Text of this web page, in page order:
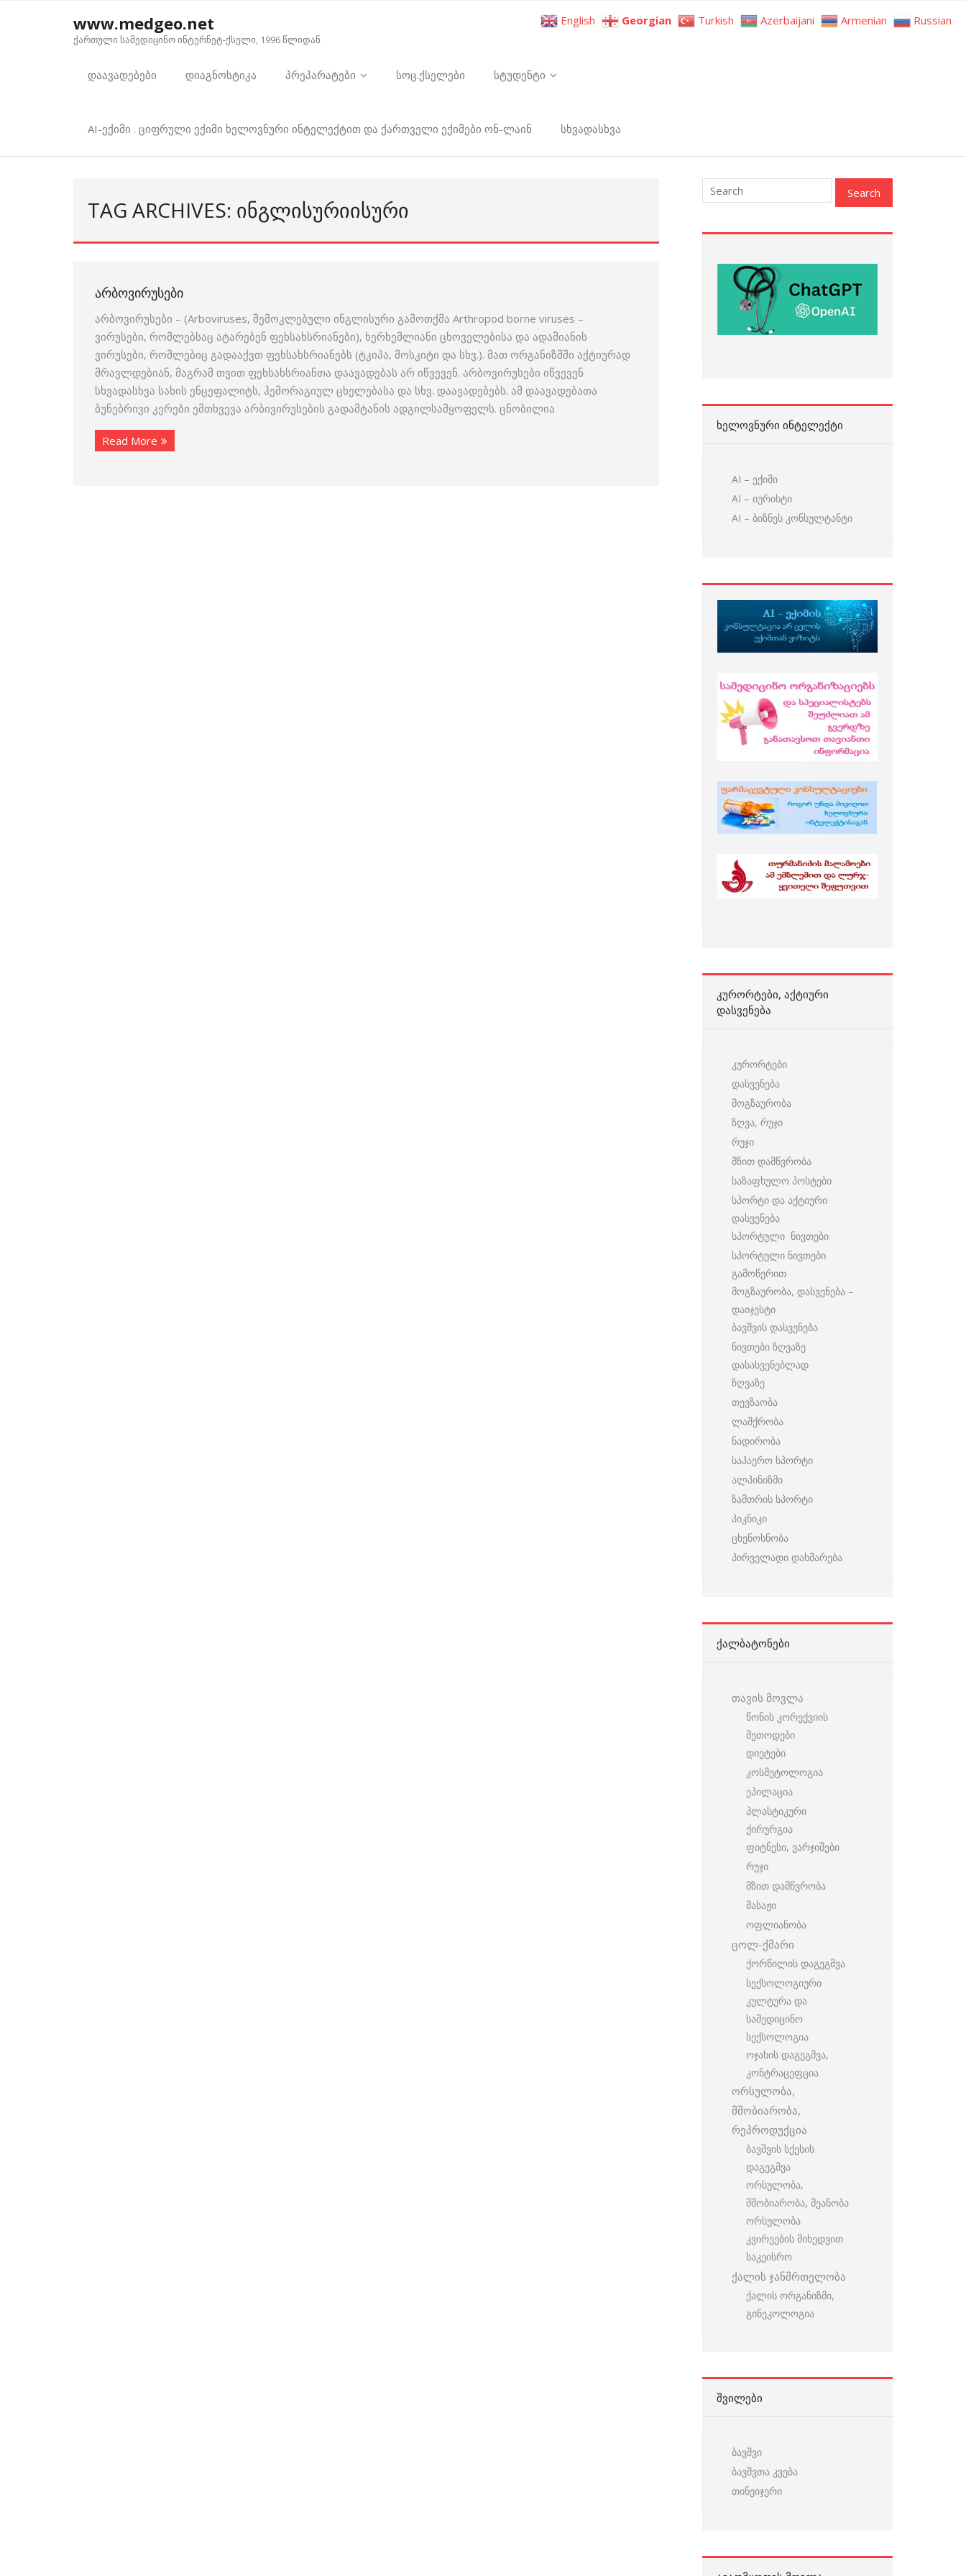
www.medgeo.net
ქართული სამედიცინო ინტერნეტ-ქსელი, 1996 წლიდან
დაავადებები დიაგნოსტიკა პრეპარატები სოც.ქსელები სტუდენტი
AI-ექიმი . ციფრული ექიმი ხელოვნური ინტელექტით და ქართველი ექიმები ონ-ლაინ სხვადასხვა
TAG ARCHIVES: ᲘᲜᲒᲚᲘᲡᲣᲠᲘᲘᲡᲣᲠᲘ
ᲐᲠᲑᲝᲕᲘᲠᲣᲡᲔᲑᲘ
არბოვირუსები – (Arboviruses, შემოკლებული ინგლისური გამოთქმა Arthropod borne viruses –
ვირუსები, რომლებსაც ატარებენ ფეხსახსრიანები), ხერხემლიანი ცხოველებისა და ადამიანის
ვირუსები, რომლებიც გადააქვთ ფეხსახსრიანებს (ტკიპა, მოსკიტი და სხვ.). მათ ორგანიზმში აქტიურად
მრავლდებიან, მაგრამ თვით ფეხსახსრიანთა დაავადებას არ იწვევენ. არბოვირუსები იწვევენ
სხვადასხვა სახის ენცეფალიტს, ჰემორაგიულ ცხელებასა და სხვ. დაავადებებს. ამ დაავადებათა
ბუნებრივი კერები ემთხვევა არბივირუსების გადამტანის ადგილსამყოფელს. ცნობილია
Read More
ᲮᲔᲚᲝᲕᲜᲣᲠᲘ ᲘᲜᲢᲔᲚᲔᲥᲢᲘ
AI – ექიმი
AI – იურისტი
AI – ბიზნეს კონსულტანტი
ᲙᲣᲠᲝᲠᲢᲔᲑᲘ, ᲐᲥᲢᲘᲣᲠᲘ
ᲓᲐᲡᲕᲔᲜᲔᲑᲐ
კურორტები
დასვენება
მოგზაურობა
ზღვა, რუჯი
რუჯი
მზით დამწვრობა
საზაფხულო პოსტები
სპორტი და აქტიური
დასვენება
სპორტული ნივთები
სპორტული ნივთები
გამოწერით
მოგზაურობა, დასვენება –
დაიჯესტი
ბავშვის დასვენება
ნივთები ზღვაზე
დასასვენებლად
ზღვაზე
თევზაობა
ლაშქრობა
ნადირობა
საჰაერო სპორტი
ალპინიზმი
ზამთრის სპორტი
პიკნიკი
ცხენოსნობა
პირველადი დახმარება
ᲥᲐᲚᲑᲐᲢᲝᲜᲔᲑᲘ
თავის მოვლა
წონის კორექვიის
მეთოდები
დიეტები
კოსმეტოლოგია
ეპილაცია
პლასტიკური
ქირურგია
ფიტნესი, ვარჯიშები
რუჯი
მზით დამწვრობა
მასაჟი
ოფლიანობა
ცოლ-ქმარი
ქორწილის დაგეგმვა
სექსოლოგიური
კულტურა და
სამედიცინო
სექსოლოგია
ოჯახის დაგეგმვა,
კონტრაცეფცია
ორსულობა,
მშობიარობა,
რეპროდუქცია
ბავშვის სქესის
დაგეგმვა
ორსულობა,
მშობიარობა, მეანობა
ორსულობა
კვირეების მიხედვით
საკეისრო
ქალის ჯანმრთელობა
ქალის ორგანიზმი,
გინეკოლოგია
ᲨᲕᲘᲚᲔᲑᲘ
ბავშვი
ბავშვთა კვება
თინეიჯერი
English Georgian Turkish Azerbaijani Armenian Russian